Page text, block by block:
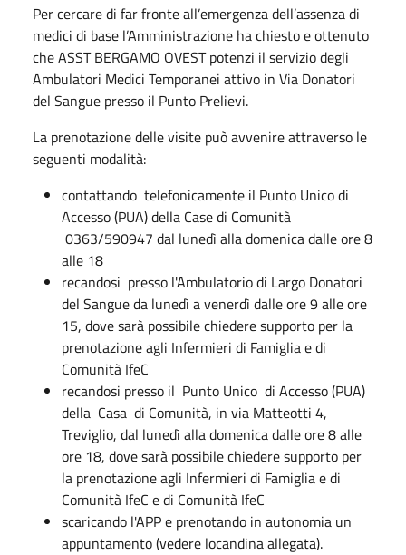
Per cercare di far fronte all’emergenza dell’assenza di
medici di base l’Amministrazione ha chiesto e ottenuto
che ASST BERGAMO OVEST potenzi il servizio degli
Ambulatori Medici Temporanei attivo in Via Donatori
del Sangue presso il Punto Prelievi.
La prenotazione delle visite può avvenire attraverso le
seguenti modalità:
contattando telefonicamente il Punto Unico di
Accesso (PUA) della Case di Comunità
0363/590947 dal lunedì alla domenica dalle ore 8
alle 18
recandosi presso l'Ambulatorio di Largo Donatori
del Sangue da lunedì a venerdì dalle ore 9 alle ore
15, dove sarà possibile chiedere supporto per la
prenotazione agli Infermieri di Famiglia e di
Comunità IfeC
recandosi presso il Punto Unico di Accesso (PUA)
della Casa di Comunità, in via Matteotti 4,
Treviglio, dal lunedì alla domenica dalle ore 8 alle
ore 18, dove sarà possibile chiedere supporto per
la prenotazione agli Infermieri di Famiglia e di
Comunità IfeC e di Comunità IfeC
scaricando l'APP e prenotando in autonomia un
appuntamento (vedere locandina allegata).